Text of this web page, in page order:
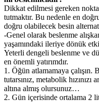
Dikkat edilmesi gereken
tutmaktır. Bu nedenle en
doğru olabilecek besin
-Genel olarak beslenme
yaşamındaki ileriye dönük
Yeterli dengeli beslenme ve
en önemli yatırımdır.
1. Öğün atlamamaya
tutarsınız, metabolik hızınızı
altına almış olursunuz…
2. Gün içerisinde ortalama 2